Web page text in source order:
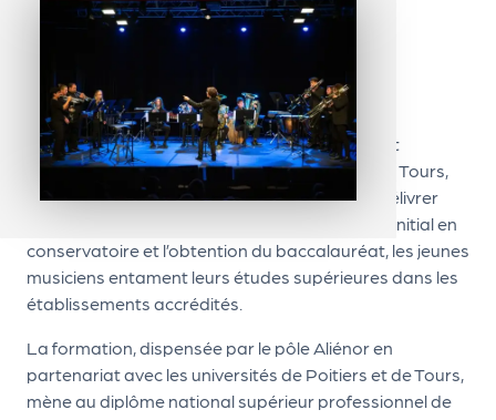
PÔLE ALIENOR
Le pôle Aliénor, établissement d’enseignement
supérieur spectacle vivant, situé à Poitiers et à Tours,
est accrédité par le ministère de la Culture à délivrer
des diplômes nationaux. À l’issue de leur cycle initial en
conservatoire et l’obtention du baccalauréat, les jeunes
musiciens entament leurs études supérieures dans les
établissements accrédités.
La formation, dispensée par le pôle Aliénor en
partenariat avec les universités de Poitiers et de Tours,
mène au diplôme national supérieur professionnel de
ns
O
G!
PR
O
G!
Le
Ma
g
Sui